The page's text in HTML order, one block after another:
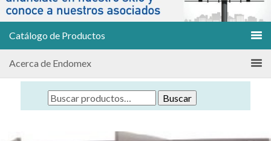
Catálogo de Productos
Acerca de Endomex
Buscar